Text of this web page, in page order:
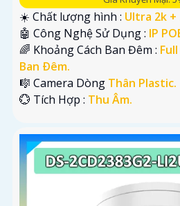
☀️ Chất lượng hình : Ultra 2k +
🤖️ Công Nghệ Sử Dụng : IP
🌈 Khoảng Cách Ban Đêm :
Ban Ðêm.
🎼️ Camera Dòng Thân Plastic.
️💮 Tích Hợp : Thu Âm.